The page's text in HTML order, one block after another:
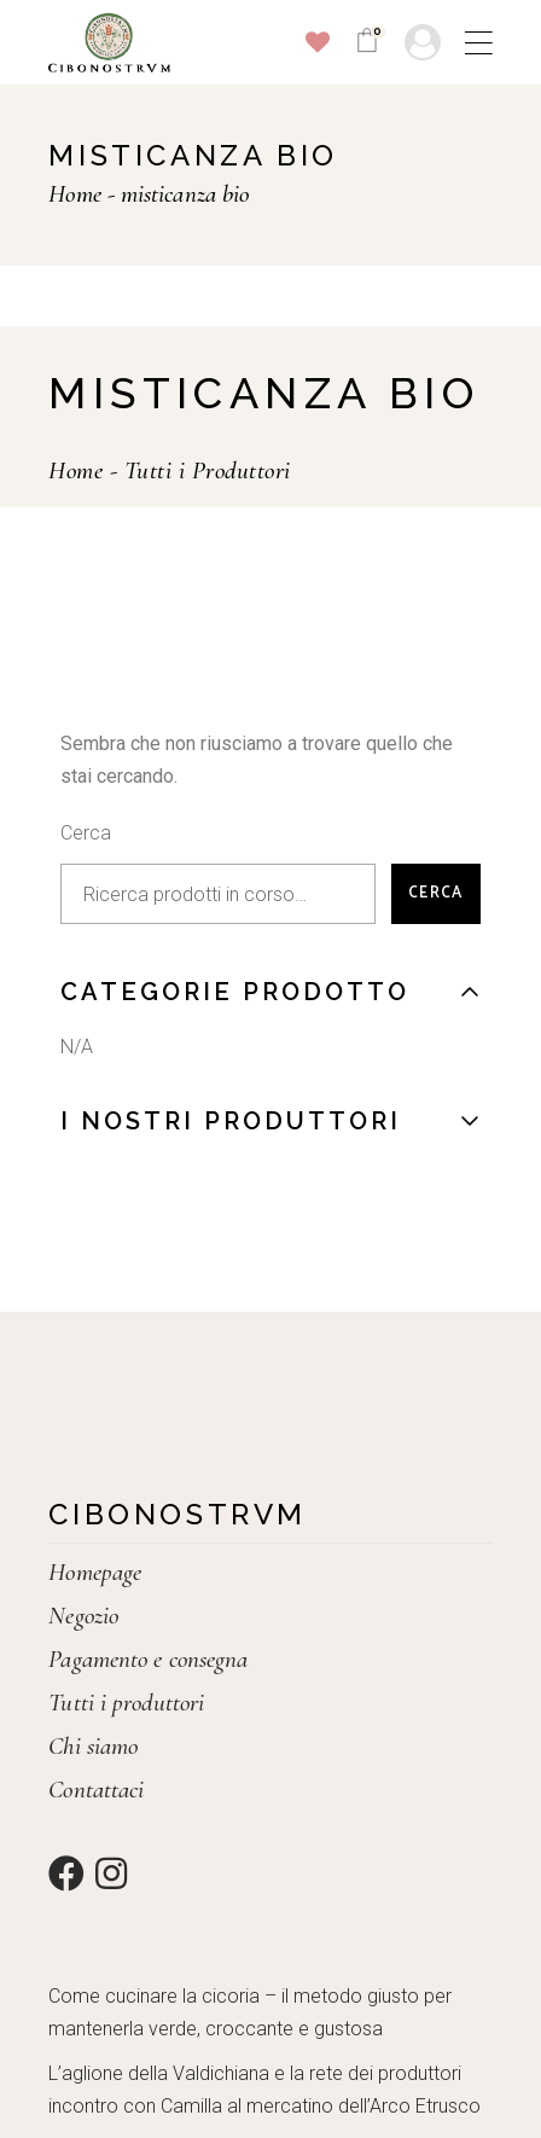
0
MISTICANZA BIO
Home misticanza bio
MISTICANZA BIO
Home - Tutti i Produttori
Sembra che non riusciamo a trovare quello che
stai cercando.
Cerca
CERCA
CATEGORIE PRODOTTO
N/A
I NOSTRI PRODUTTORI
CIBONOSTRVM
Homepage
Negozio
Pagamento e consegna
Tutti i produttori
Chi siamo
Contattaci
Come cucinare la cicoria – il metodo giusto per
mantenerla verde, croccante e gustosa
L’aglione della Valdichiana e la rete dei produttori
incontro con Camilla al mercatino dell’Arco Etrusco